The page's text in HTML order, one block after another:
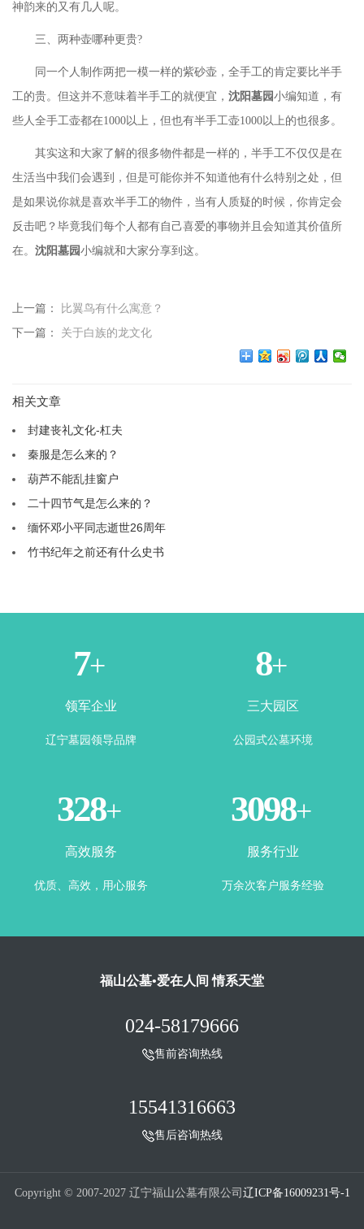
神韵来的又有几人呢。
三、两种壶哪种更贵?
同一个人制作两把一模一样的紫砂壶，全手工的肯定要比半手
工的贵。但这并不意味着半手工的就便宜， 沈阳墓园小编知道，有
些人全手工壶都在1000以上，但也有半手工壶1000以上的也很多。
其实这和大家了解的很多物件都是一样的，半手工不仅仅是在
生活当中我们会遇到，但是可能你并不知道他有什么特别之处，但
是如果说你就是喜欢半手工的物件，当有人质疑的时候，你肯定会
反击吧？毕竟我们每个人都有自己喜爱的事物并且会知道其价值所
在。 沈阳墓园小编就和大家分享到这。
上一篇：
比翼鸟有什么寓意？
下一篇： 关于白族的龙文化
相关文章
封建丧礼文化-杠夫
秦服是怎么来的？
葫芦不能乱挂窗户
二十四节气是怎么来的？
缅怀邓小平同志逝世26周年
竹书纪年之前还有什么史书
1+
领军企业
辽宁墓园领导品牌
3+
三大园区
公园式公墓环境
365+
高效服务
优质、高效，用心服务
3500+
服务行业
万余次客户服务经验
福山公墓•爱在人间 情系天堂
024-58179666
售前咨询热线
15541316663
售后咨询热线
Copyright © 2007-2027 辽宁福山公墓有限公司 辽ICP备16009231号-1